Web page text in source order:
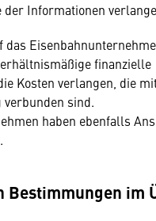
der Informationen
finanzielle
Kosten verlangen, die
sind.
haben ebenfalls
Bestimmungen im